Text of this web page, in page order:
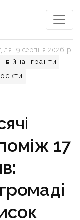
війна
гранти
9 серпня 2026 р.
17